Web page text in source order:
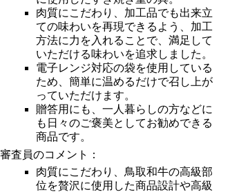
肉質にこだわり、加工品でも出来立
ての味わいを再現できるよう、加工
方法に力を入れることで、満足して
いただける味わいを追求しました。
電子レンジ対応の袋を使用している
ため、簡単に温めるだけで召し上が
っていただけます。
贈答用にも、一人暮らしの方などに
も日々のご褒美としてお勧めできる
商品です。
審査員のコメント：
肉質にこだわり、鳥取和牛の高級部
位を贅沢に使用した商品設計や高級